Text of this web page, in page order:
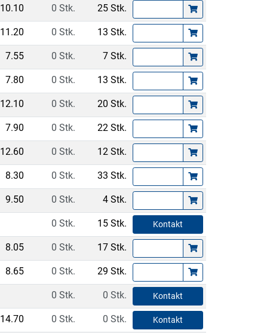
10.10 0 Stk. 25 Stk.
11.20 0 Stk. 13 Stk.
7.55 0 Stk. 7 Stk.
7.80 0 Stk. 13 Stk.
12.10 0 Stk. 20 Stk.
7.90 0 Stk. 22 Stk.
12.60 0 Stk. 12 Stk.
8.30 0 Stk. 33 Stk.
9.50 0 Stk. 4 Stk.
0 Stk. 15 Stk. Kontakt
8.05 0 Stk. 17 Stk.
8.65 0 Stk. 29 Stk.
0 Stk. 0 Stk. Kontakt
14.70 0 Stk. 0 Stk. Kontakt